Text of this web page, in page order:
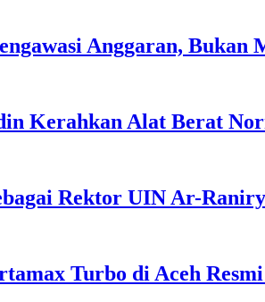
Anggaran, Bukan
Kerahkan Alat Berat
Rektor UIN Ar-Raniry
Turbo di Aceh